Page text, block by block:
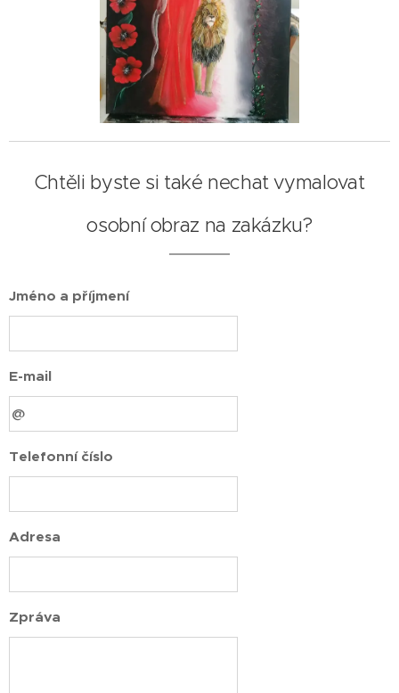
Chtěli byste si také nechat vymalovat
osobní obraz na zakázku?
Jméno a příjmení
E-mail
Telefonní číslo
Adresa
Zpráva